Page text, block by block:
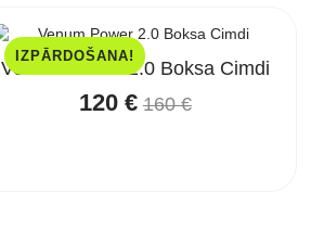
IZPĀRDOŠANA!
Venum Power 2.0 Boksa Cimdi
160€
Original
120 €Current